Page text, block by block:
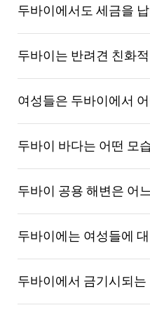
두바이에서도 세금을
두바이는 반려견 친화
여성들은 두바이에서
두바이 바다는 어떤 모
두바이 공용 해변은 어
두바이에는 여성들에
두바이에서 금기시되